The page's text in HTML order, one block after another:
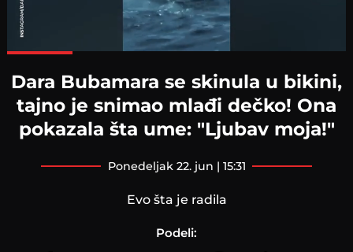
Dara Bubamara se skinula u bikini,
tajno je snimao mlađi dečko! Ona
pokazala šta ume: "Ljubav moja!"
ponedeljak 22. jun | 15:31
Evo šta je radila
Podeli: